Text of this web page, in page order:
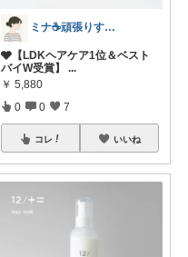
ミナ☕️頑張りすぎない暮らし🏠
🩶【LDKヘアケア1位＆ベスト
バイW受賞】
...
￥ 5,880
0 0 7
コレ いいね